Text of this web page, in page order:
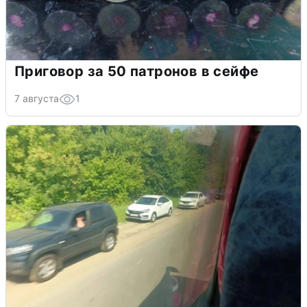
Приговор за 50 патронов в сейфе
7 августа 1